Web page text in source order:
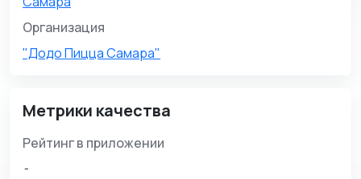
Организация
"Додо Пицца Самара"
Метрики качества
Рейтинг в приложении
-